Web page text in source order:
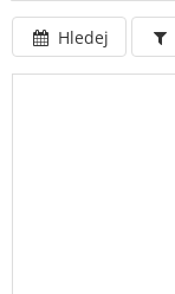
Hledej